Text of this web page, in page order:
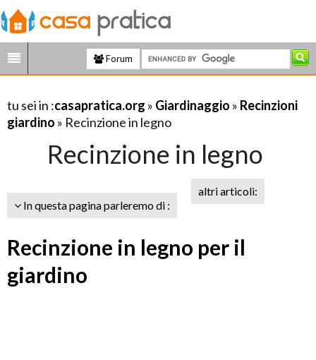
Forum
tu sei in :casapratica.org » Giardinaggio » Recinzioni
giardino » Recinzione in legno
Recinzione in legno
In questa pagina parleremo di :
altri articoli:
Recinzione in legno per il
giardino